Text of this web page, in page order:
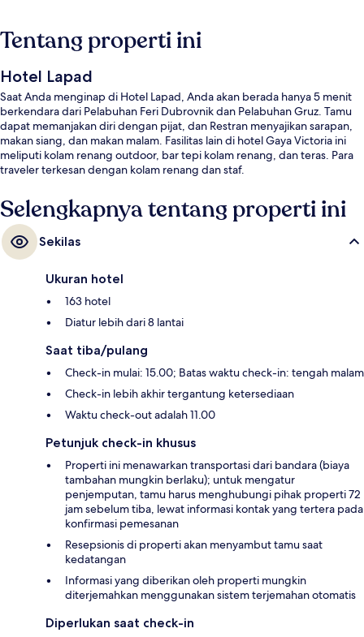
Tentang properti ini
Hotel Lapad
Saat Anda menginap di Hotel Lapad, Anda akan berada hanya 5 menit
berkendara dari Pelabuhan Feri Dubrovnik dan Pelabuhan Gruz. Tamu
dapat memanjakan diri dengan pijat, dan Restran menyajikan sarapan,
makan siang, dan makan malam. Fasilitas lain di hotel Gaya Victoria ini
meliputi kolam renang outdoor, bar tepi kolam renang, dan teras. Para
traveler terkesan dengan kolam renang dan staf.
Selengkapnya tentang properti ini
Sekilas
Ukuran hotel
163 hotel
Diatur lebih dari 8 lantai
Saat tiba/pulang
Check-in mulai: 15.00; Batas waktu check-in: tengah malam
Check-in lebih akhir tergantung ketersediaan
Waktu check-out adalah 11.00
Petunjuk check-in khusus
Properti ini menawarkan transportasi dari bandara (biaya
tambahan mungkin berlaku); untuk mengatur
penjemputan, tamu harus menghubungi pihak properti 72
jam sebelum tiba, lewat informasi kontak yang tertera pada
konfirmasi pemesanan
Resepsionis di properti akan menyambut tamu saat
kedatangan
Informasi yang diberikan oleh properti mungkin
diterjemahkan menggunakan sistem terjemahan otomatis
Diperlukan saat check-in